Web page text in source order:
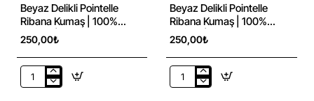
Beyaz Delikli Pointelle
Ribana Kumaş | 100%
Pamuk | Model-8
250,00₺
Beyaz
Beyaz Delikli Pointelle
Ribana Kumaş | 100%
Pamuk | Model-12
250,00₺
Beyaz